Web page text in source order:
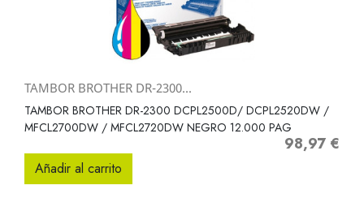
TAMBOR BROTHER DR-2300...
TAMBOR BROTHER DR-2300 DCPL2500D/ DCPL2520DW /
MFCL2700DW / MFCL2720DW NEGRO 12.000 PAG
Precio
98,97 €
Añadir al carrito